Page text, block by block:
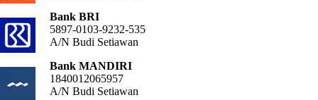
Bank BRI
5897-0103-9232-535
A/N Budi Setiawan
Bank MANDIRI
1840012065957
A/N Budi Setiawan